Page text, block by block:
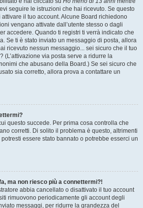
seguire le istruzioni che hai ricevuto. Se questo
il tuo account. Alcune Board richiedono
vengano attivate dall’utente stesso o dagli
accedere. Quando ti registri ti verrà indicato che
Se ti è stato inviato un messaggio di posta, allora
ricevuto nessun messaggio... sei sicuro che il tuo
(L’attivazione via posta serve a ridurre la
che abusano della Board.) Se sei sicuro che
sia corretto, allora prova a contattare un
questo succede. Per prima cosa controlla che
corretti. Di solito il problema è questo, altrimenti
essere stato bannato o potrebbe esserci un
ma non riesco più a connettermi?!
abbia cancellato o disattivato il tuo account
rimuovono periodicamente gli account degli
messaggi, per ridurre la grandezza del